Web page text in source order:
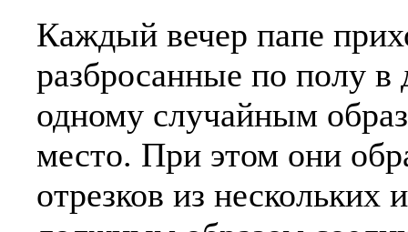
Каждый вечер папе
разбросанные по полу в
одному случайным
место. При этом они
отрезков из